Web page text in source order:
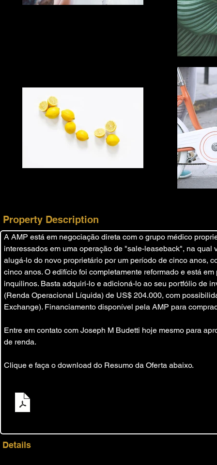
Property Description
A AMP está em negociação direta com o grupo médico
interessados em uma operação de "sale-leaseback", na
alugá-lo do novo proprietário por um período de cinco anos,
cinco anos. O edifício foi completamente reformado e está
inquilinos. Basta adquiri-lo e adicioná-lo ao seu portfólio de
(Renda Operacional Líquida) de US$ 204.000, com
Exchange). Financiamento disponível pela AMP para
Entre em contato com Joseph M Budetti hoje mesmo para
de renda.
Clique e faça o download do Resumo da Oferta abaixo.
Details